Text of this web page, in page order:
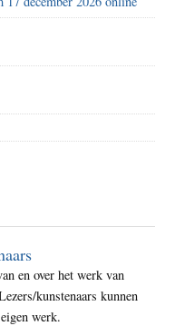
en over het werk van
kunstenaars kunnen
werk.